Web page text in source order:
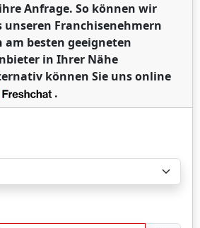
Anfrage. So können wir
Franchisenehmern
am besten geeigneten
in Ihrer Nähe
können Sie uns online
.